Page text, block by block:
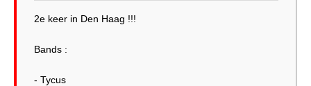
2e keer in Den Haag !!!
Bands :
- Tycus